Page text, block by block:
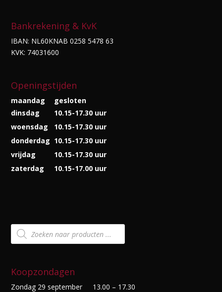
Bankrekening & KvK
IBAN: NL60KNAB 0258 5478 63
KVK: 74031600
Openingstijden
maandag
gesloten
dinsdag
10.15-17.30 uur
woensdag
10.15-17.30 uur
donderdag 10.15-17.30 uur
vrijdag
10.15-17.30 uur
zaterdag
10.15-17.00 uur
Producten
zoeken
Koopzondagen
Zondag 29 september
13.00 – 17.30